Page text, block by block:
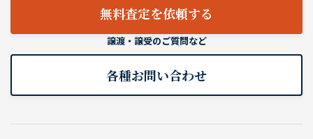
無料査定を依頼する
譲渡・譲受のご質問など
各種お問い合わせ